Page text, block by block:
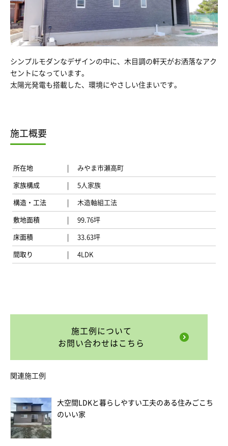
シンプルモダンなデザインの中に、木目調の軒天がお洒落なアク
セントになっています。
太陽光発電も搭載した、環境にやさしい住まいです。
施工概要
所在地 みやま市瀬高町
家族構成 5人家族
構造・工法 木造軸組工法
敷地面積 99.76坪
床面積 33.63坪
間取り 4LDK
施工例について
お問い合わせはこちら
関連施工例
大空間LDKと暮らしやすい工夫のある住みごこち
のいい家